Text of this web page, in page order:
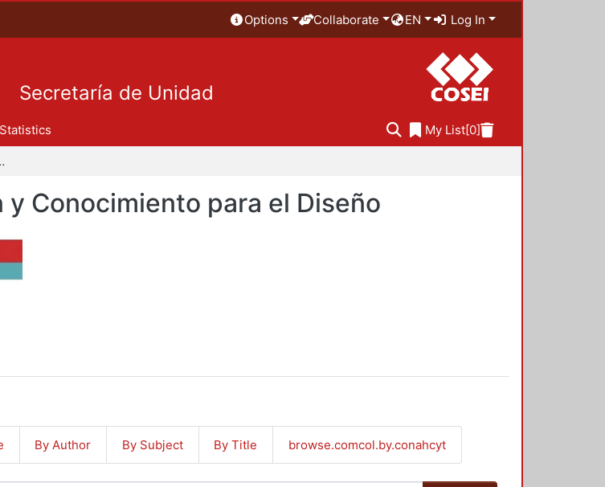
Options Collaborate EN Log In
Secretaría de Unidad
Statistics My List[0]
para el Diseño
Conocimiento para el Diseño
By Author By Subject By Title browse.comcol.by.conahcyt